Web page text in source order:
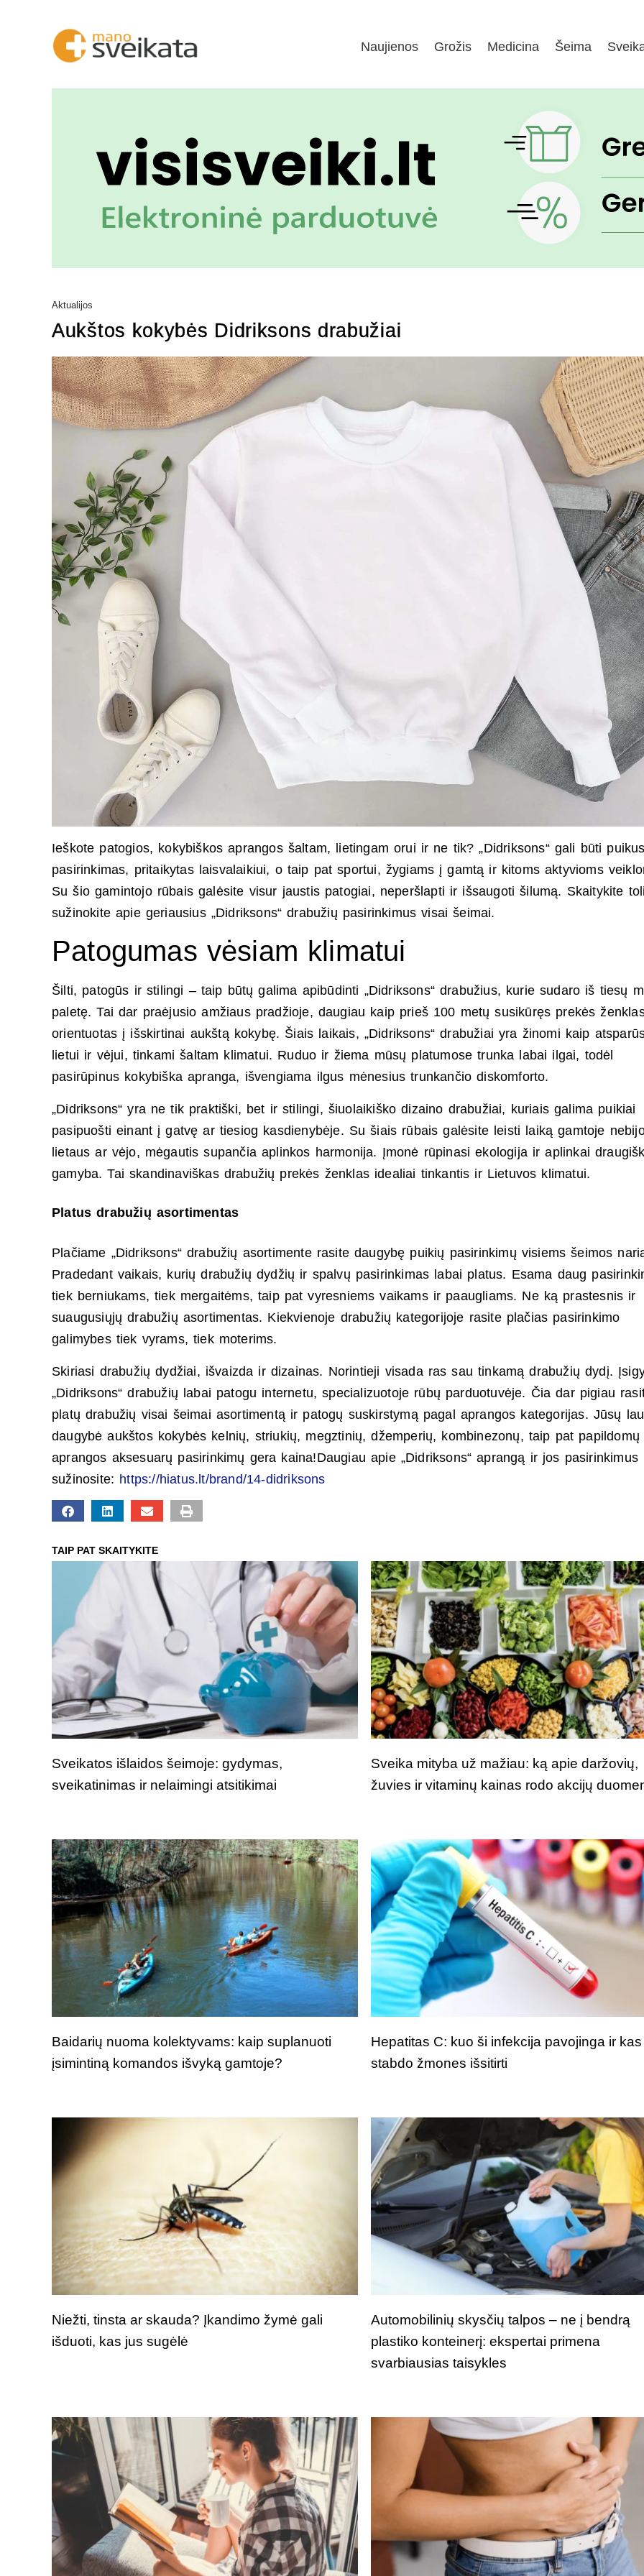
Naujienos Grožis Medicina Šeima
Aktualijos
Aukštos kokybės Didriksons drabužiai
Ieškote patogios, kokybiškos aprangos šaltam, lietingam orui ir ne tik? „Didriksons“ gali būti
pasirinkimas, pritaikytas laisvalaikiui, o taip pat sportui, žygiams į gamtą ir kitoms aktyvioms
Su šio gamintojo rūbais galėsite visur jaustis patogiai, neperšlapti ir išsaugoti šilumą. Skaitykite
sužinokite apie geriausius „Didriksons“ drabužių pasirinkimus visai šeimai.
Patogumas vėsiam klimatui
Šilti, patogūs ir stilingi – taip būtų galima apibūdinti „Didriksons“ drabužius, kurie sudaro iš tiesų
paletę. Tai dar praėjusio amžiaus pradžioje, daugiau kaip prieš 100 metų susikūręs prekės
orientuotas į išskirtinai aukštą kokybę. Šiais laikais, „Didriksons“ drabužiai yra žinomi kaip
lietui ir vėjui, tinkami šaltam klimatui. Ruduo ir žiema mūsų platumose trunka labai ilgai, todėl
pasirūpinus kokybiška apranga, išvengiama ilgus mėnesius trunkančio diskomforto.
„Didriksons“ yra ne tik praktiški, bet ir stilingi, šiuolaikiško dizaino drabužiai, kuriais galima puikiai
pasipuošti einant į gatvę ar tiesiog kasdienybėje. Su šiais rūbais galėsite leisti laiką gamtoje
lietaus ar vėjo, mėgautis supančia aplinkos harmonija. Įmonė rūpinasi ekologija ir aplinkai
gamyba. Tai skandinaviškas drabužių prekės ženklas idealiai tinkantis ir Lietuvos klimatui.
Platus drabužių asortimentas
Plačiame „Didriksons“ drabužių asortimente rasite daugybę puikių pasirinkimų visiems šeimos
Pradedant vaikais, kurių drabužių dydžių ir spalvų pasirinkimas labai platus. Esama daug
tiek berniukams, tiek mergaitėms, taip pat vyresniems vaikams ir paaugliams. Ne ką prastesnis ir
suaugusiųjų drabužių asortimentas. Kiekvienoje drabužių kategorijoje rasite plačias pasirinkimo
galimybes tiek vyrams, tiek moterims.
Skiriasi drabužių dydžiai, išvaizda ir dizainas. Norintieji visada ras sau tinkamą drabužių dydį.
„Didriksons“ drabužių labai patogu internetu, specializuotoje rūbų parduotuvėje. Čia dar pigiau
platų drabužių visai šeimai asortimentą ir patogų suskirstymą pagal aprangos kategorijas. Jūsų
daugybė aukštos kokybės kelnių, striukių, megztinių, džemperių, kombinezonų, taip pat papildomų
aprangos aksesuarų pasirinkimų gera kaina!Daugiau apie „Didriksons“ aprangą ir jos pasirinkimus
sužinosite: https://hiatus.lt/brand/14-didriksons
TAIP PAT SKAITYKITE
Sveikatos išlaidos šeimoje: gydymas,
sveikatinimas ir nelaimingi atsitikimai
Sveika mityba už mažiau: ką apie daržovių,
žuvies ir vitaminų kainas rodo akcijų
Baidarių nuoma kolektyvams: kaip suplanuoti
įsimintiną komandos išvyką gamtoje?
Hepatitas C: kuo ši infekcija pavojinga ir kas
stabdo žmones išsitirti
Niežti, tinsta ar skauda? Įkandimo žymė gali
išduoti, kas jus sugėlė
Automobilinių skysčių talpos – ne į bendrą
plastiko konteinerį: ekspertai primena
svarbiausias taisykles